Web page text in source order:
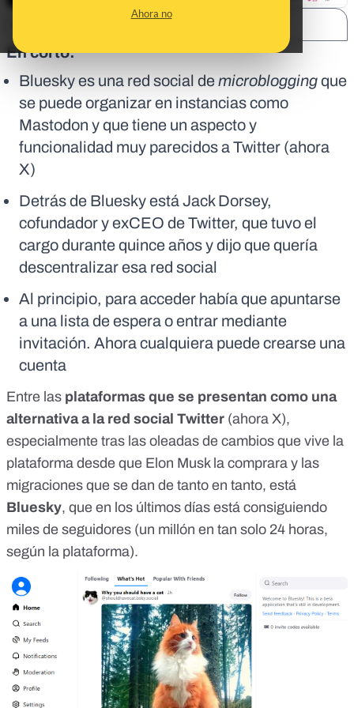
Ahora no
En corto:
Bluesky es una red social demicrobloggingque
se puede organizar en instancias como
Mastodon y que tiene un aspecto y
funcionalidad muy parecidos a Twitter (ahora
X)
Detrás de Bluesky está Jack Dorsey,
cofundador y exCEO de Twitter, que tuvo el
cargo durante quince años y dijo que quería
descentralizar esa red social
Al principio, para acceder había que apuntarse
a una lista de espera o entrar mediante
invitación. Ahora cualquiera puede crearse una
cuenta
Entre las plataformas que se presentan como una
alternativa a la red social Twitter (ahora X),
especialmente tras las oleadas de cambios que vive la
plataforma desde que Elon Musk la comprara y las
migraciones que se dan de tanto en tanto, está
Bluesky, que en los últimos días está consiguiendo
miles de seguidores (un millón en tan solo 24 horas,
según la plataforma).